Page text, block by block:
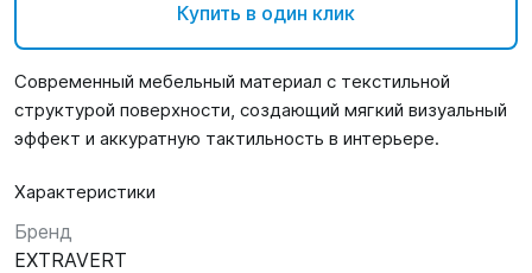
Купить в один клик
Современный мебельный материал с текстильной
структурой поверхности, создающий мягкий визуальный
эффект и аккуратную тактильность в интерьере.
Характеристики
Бренд
EXTRAVERT